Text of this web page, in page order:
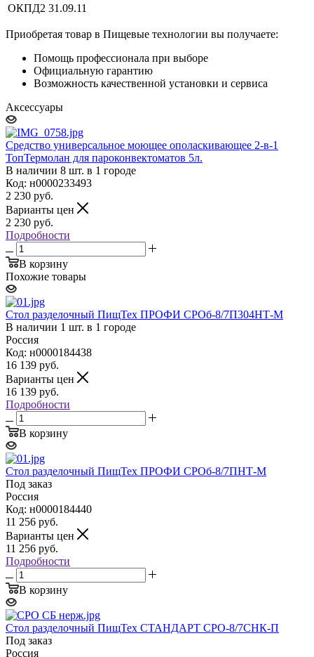
ОКПД2 31.09.11
Приобретая товар в Пищевые технологии вы получаете:
Помощь профессионала при выборе
Официальную гарантию
Возможность качественной установки и сервиса
Аксессуары
Средство универсальное моющее ополаскивающее 2-в-1
ТопТермолан для пароконвектоматов 5л.
В наличии 8 шт. в 1 городе
Код: н0000233493
2 230 руб.
Варианты цен
2 230 руб.
Подробности
В корзину
Похожие товары
Стол разделочный ПищТех ПРОФИ СРОб-8/7П304НТ-М
В наличии 1 шт. в 1 городе
Россия
Код: н0000184438
16 139 руб.
Варианты цен
16 139 руб.
Подробности
В корзину
Стол разделочный ПищТех ПРОФИ СРОб-8/7ПНТ-М
Под заказ
Россия
Код: н0000184440
11 256 руб.
Варианты цен
11 256 руб.
Подробности
В корзину
Стол разделочный ПищТех СТАНДАРТ СРО-8/7СНК-П
Под заказ
Россия